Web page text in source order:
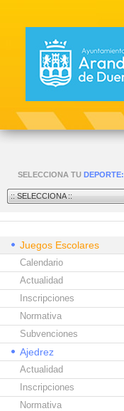
SELECCIONA TU DEPORTE:
:: SELECCIONA ::
Juegos Escolares
Calendario
Actualidad
Inscripciones
Normativa
Subvenciones
Ajedrez
Actualidad
Inscripciones
Normativa